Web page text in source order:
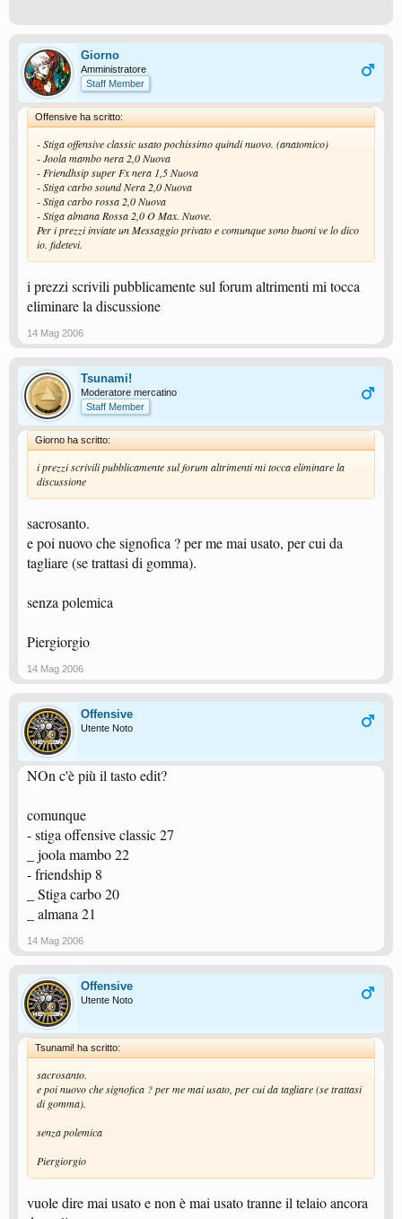
Giorno
Amministratore
Staff Member
Offensive ha scritto:
- Stiga offensive classic usato pochissimo quindi nuovo. (anatomico)
- Joola mambo nera 2,0 Nuova
- Friendhsip super Fx nera 1,5 Nuova
- Stiga carbo sound Nera 2,0 Nuova
- Stiga carbo rossa 2,0 Nuova
- Stiga almana Rossa 2,0 O Max. Nuove.
Per i prezzi inviate un Messaggio privato e comunque sono buoni ve lo dico
io. fidetevi.
i prezzi scrivili pubblicamente sul forum altrimenti mi tocca
eliminare la discussione
14 Mag 2006
Tsunami!
Moderatore mercatino
Staff Member
Giorno ha scritto:
i prezzi scrivili pubblicamente sul forum altrimenti mi tocca eliminare la
discussione
sacrosanto.
e poi nuovo che signofica ? per me mai usato, per cui da
tagliare (se trattasi di gomma).
senza polemica
Piergiorgio
14 Mag 2006
Offensive
Utente Noto
NOn c'è più il tasto edit?
comunque
- stiga offensive classic 27
_ joola mambo 22
- friendship 8
_ Stiga carbo 20
_ almana 21
14 Mag 2006
Offensive
Utente Noto
Tsunami! ha scritto:
sacrosanto.
e poi nuovo che signofica ? per me mai usato, per cui da tagliare (se trattasi
di gomma).
senza polemica
Piergiorgio
vuole dire mai usato e non è mai usato tranne il telaio ancora